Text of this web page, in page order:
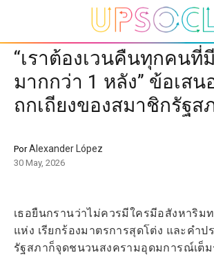
“เราต้องเวนคืนทุกคนที่
มากกว่า 1 หลัง” ข้อเส
ถกเถียงของสมาชิกรัฐส
PorAlexander López
30 May, 2026
เธอยืนกรานว่าไม่ควรมีใครมีอสังหาริม
แห่ง เรียกร้องมาตรการสุดโต่ง และคำป
รัฐสภาก็จุดชนวนสงครามอุดมการณ์เต็